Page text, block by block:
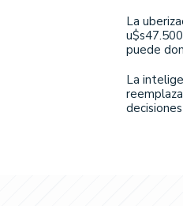
La
puede
La
decisiones